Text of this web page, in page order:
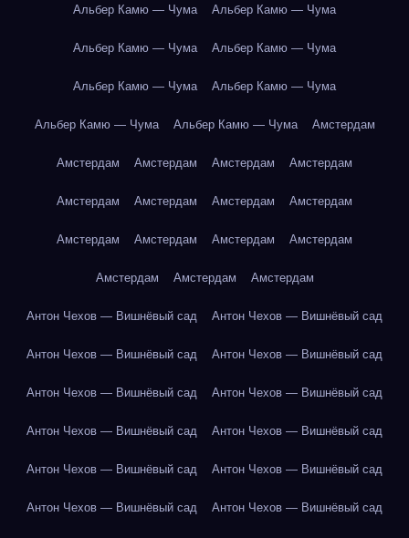
Альбер Камю — Чума Альбер Камю — Чума
Альбер Камю — Чума Альбер Камю — Чума
Альбер Камю — Чума Альбер Камю — Чума
Альбер Камю — Чума Альбер Камю — Чума Амстердам
Амстердам Амстердам Амстердам Амстердам
Амстердам Амстердам Амстердам Амстердам
Амстердам Амстердам Амстердам Амстердам
Амстердам Амстердам Амстердам
Антон Чехов — Вишнёвый сад Антон Чехов — Вишнёвый сад
Антон Чехов — Вишнёвый сад Антон Чехов — Вишнёвый сад
Антон Чехов — Вишнёвый сад Антон Чехов — Вишнёвый сад
Антон Чехов — Вишнёвый сад Антон Чехов — Вишнёвый сад
Антон Чехов — Вишнёвый сад Антон Чехов — Вишнёвый сад
Антон Чехов — Вишнёвый сад Антон Чехов — Вишнёвый сад